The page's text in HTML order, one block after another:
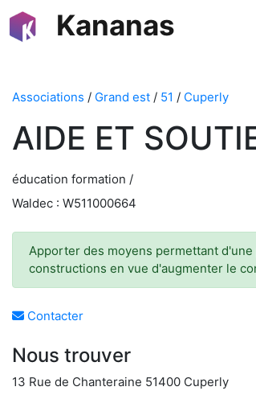
Kananas
Associations / Grand est / 51 / Cuperly
AIDE ET
éducation formation /
Waldec : W511000664
Apporter des moyens permettant
constructions en vue d'augmenter le
Contacter
Nous trouver
13 Rue de Chanteraine 51400 Cuperly